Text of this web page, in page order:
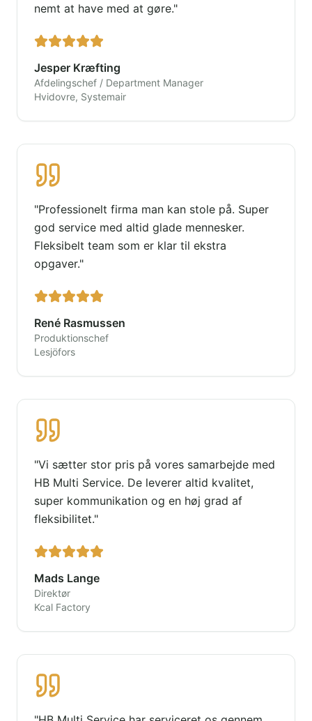
nemt at have med at gøre."
Jesper Kræfting
Afdelingschef / Department Manager
Hvidovre, Systemair
"Professionelt firma man kan stole på. Super
god service med altid glade mennesker.
Fleksibelt team som er klar til ekstra
opgaver."
René Rasmussen
Produktionschef
Lesjöfors
"Vi sætter stor pris på vores samarbejde med
HB Multi Service. De leverer altid kvalitet,
super kommunikation og en høj grad af
fleksibilitet."
Mads Lange
Direktør
Kcal Factory